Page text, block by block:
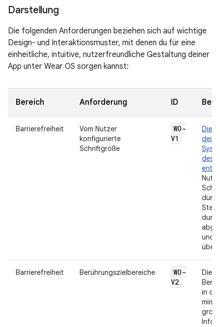
Darstellung
Die folgenden Anforderungen beziehen sich auf wichtige
Design- und Interaktionsmuster, mit denen du für eine
einheitliche, intuitive, nutzerfreundliche Gestaltung deiner
App unter Wear OS sorgen kannst:
Bereich Anforderung ID
Barrierefreiheit
Vom Nutzer
konfigurierte
Schriftgröße
WO-
V1
Die
des
und
Barrierefreiheit Berührungszielbereiche
WO-
V2
Die
in
groß